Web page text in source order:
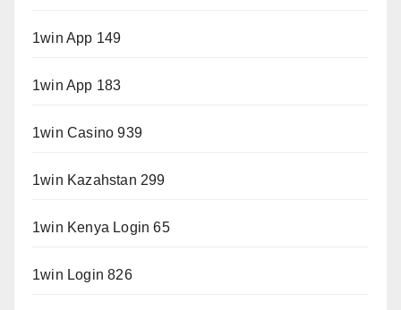
1win App 149
1win App 183
1win Casino 939
1win Kazahstan 299
1win Kenya Login 65
1win Login 826